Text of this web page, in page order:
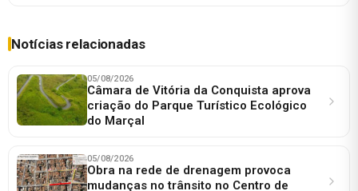
Notícias relacionadas
05/08/2026
Câmara de Vitória da Conquista aprova
criação do Parque Turístico Ecológico
do Marçal
05/08/2026
Obra na rede de drenagem provoca
mudanças no trânsito no Centro de